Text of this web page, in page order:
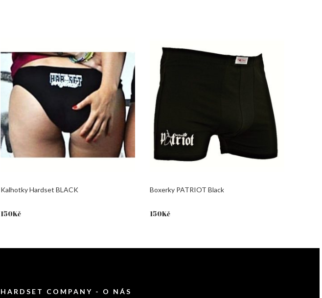
Kalhotky Hardset BLACK
150Kč
Boxerky PATRIOT Black
150Kč
HARDSET COMPANY - O NÁS